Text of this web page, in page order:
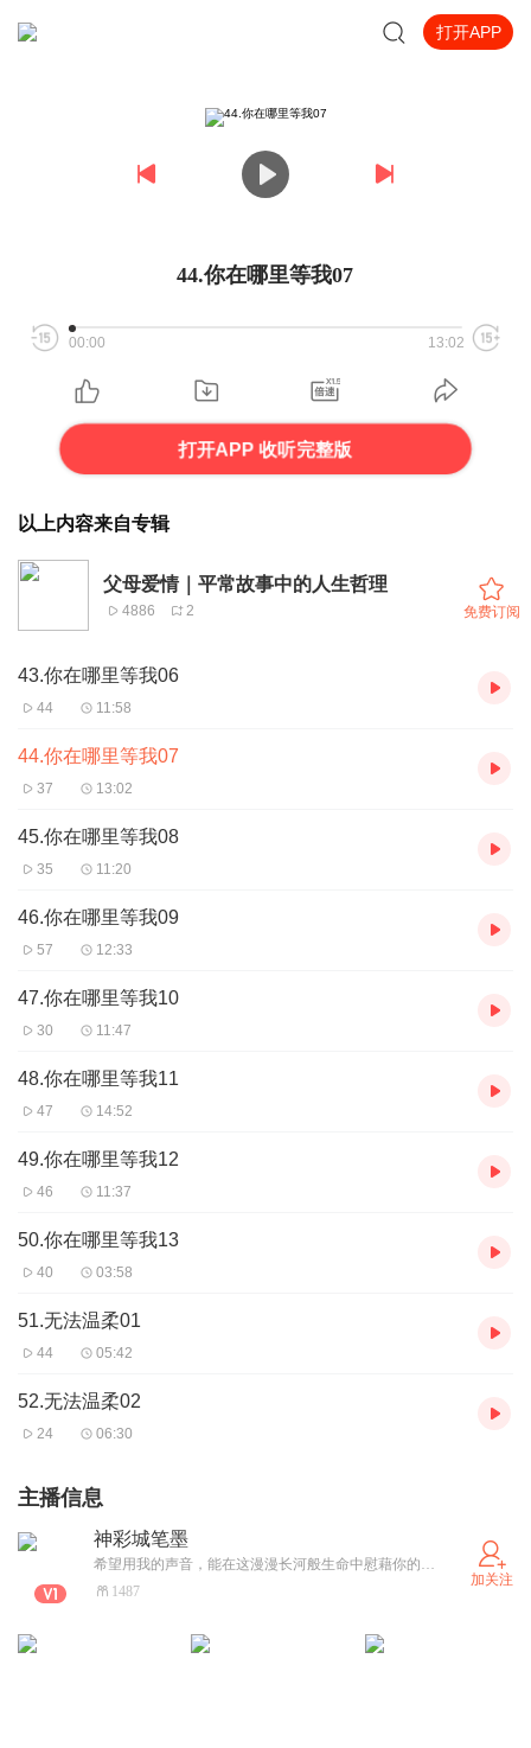
打开APP
44.你在哪里等我07
00:00 13:02
打开APP 收听完整版
以上内容来自专辑
父母爱情｜平常故事中的人生哲理
4886 2 免费订阅
43.你在哪里等我06
44 11:58
44.你在哪里等我07
37 13:02
45.你在哪里等我08
35 11:20
46.你在哪里等我09
57 12:33
47.你在哪里等我10
30 11:47
48.你在哪里等我11
47 14:52
49.你在哪里等我12
46 11:37
50.你在哪里等我13
40 03:58
51.无法温柔01
44 05:42
52.无法温柔02
24 06:30
主播信息
神彩城笔墨
希望用我的声音，能在这漫漫长河般生命中慰藉你的心灵。
1487
加关注